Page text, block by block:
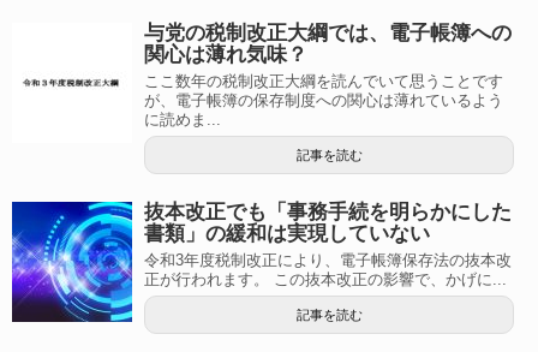
与党の税制改正大綱では、電子帳簿への
関心は薄れ気味？
ここ数年の税制改正大綱を読んでいて思うことです
が、電子帳簿の保存制度への関心は薄れているよう
に読めま...
記事を読む
抜本改正でも「事務手続を明らかにした
書類」の緩和は実現していない
令和3年度税制改正により、電子帳簿保存法の抜本改
正が行われます。 この抜本改正の影響で、かげに...
記事を読む